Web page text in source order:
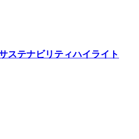
ステナビリティハイライト